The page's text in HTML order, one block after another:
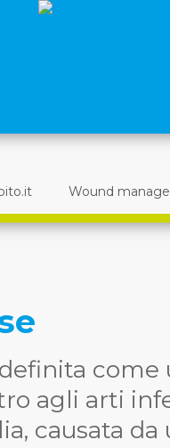
Wound
definita
agli arti
causata